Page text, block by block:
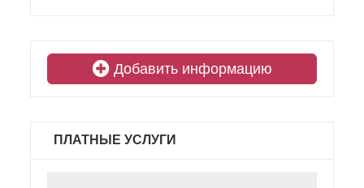
Добавить информацию
ПЛАТНЫЕ УСЛУГИ